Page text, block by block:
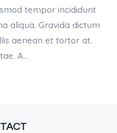
tempor incididunt
aliqua. Gravida dictum
aenean et tortor at.
A…